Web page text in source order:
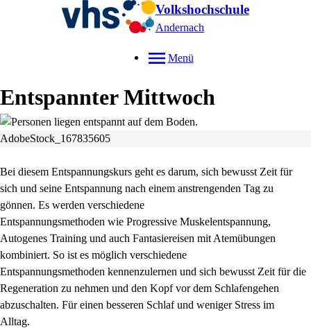
Volkshochschule
Andernach
Menü
Entspannter Mittwoch
AdobeStock_167835605
Bei diesem Entspannungskurs geht es darum, sich bewusst Zeit für
sich und seine Entspannung nach einem anstrengenden Tag zu
gönnen. Es werden verschiedene
Entspannungsmethoden wie Progressive Muskelentspannung,
Autogenes Training und auch Fantasiereisen mit Atemübungen
kombiniert. So ist es möglich verschiedene
Entspannungsmethoden kennenzulernen und sich bewusst Zeit für die
Regeneration zu nehmen und den Kopf vor dem Schlafengehen
abzuschalten. Für einen besseren Schlaf und weniger Stress im
Alltag.